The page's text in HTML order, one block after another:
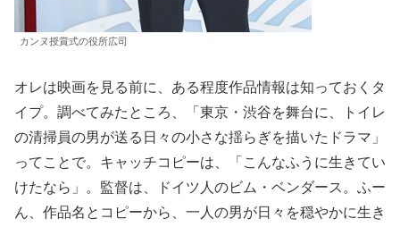
カンヌ授賞式の役所広司
オレは映画を見る前に、ある程度作品情報は知っておくタ
イプ。調べてみたところ、「東京・渋谷を舞台に、トイレ
の清掃員の男が送る日々の小さな揺らぎを描いたドラマ」
ってことで。キャッチコピーは、「こんなふうに生きてい
けたなら」。監督は、ドイツ人のビム・ベンダース。ふー
ん、作品名とコピーから、一人の男が日々を穏やかに生き